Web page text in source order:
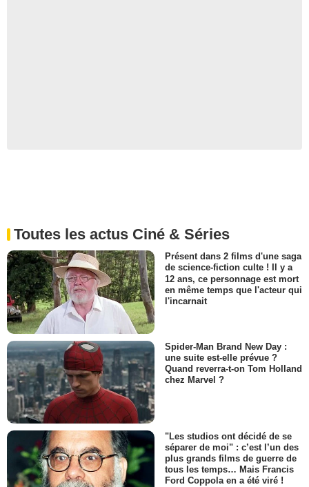
Toutes les actus Ciné & Séries
Présent dans 2 films d'une saga
de science-fiction culte ! Il y a
12 ans, ce personnage est mort
en même temps que l'acteur qui
l'incarnait
Spider-Man Brand New Day :
une suite est-elle prévue ?
Quand reverra-t-on Tom Holland
chez Marvel ?
"Les studios ont décidé de se
séparer de moi" : c’est l’un des
plus grands films de guerre de
tous les temps… Mais Francis
Ford Coppola en a été viré !